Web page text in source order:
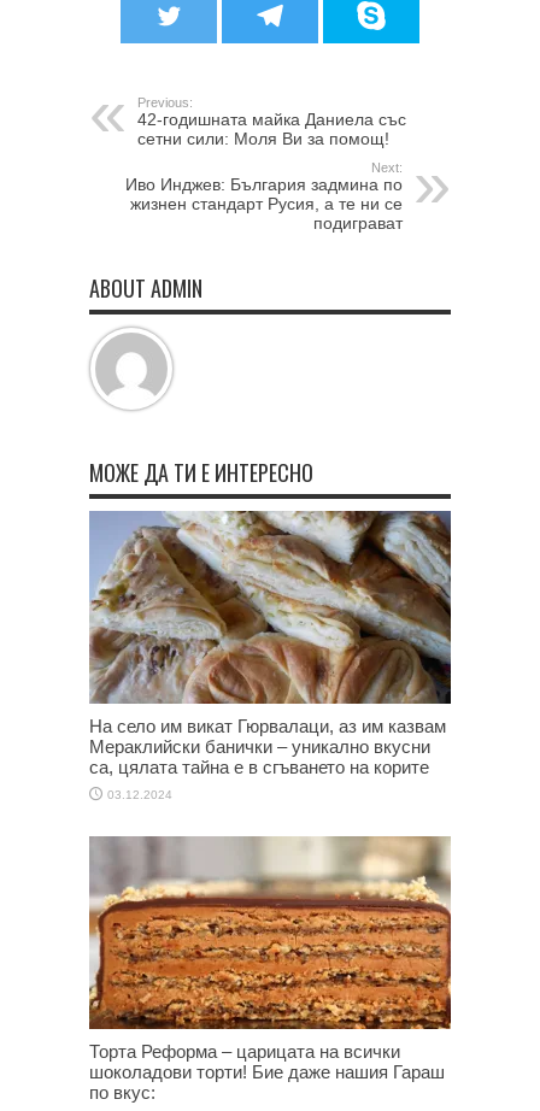
Previous:
42-годишната майка Даниела със
сетни сили: Моля Ви за помощ!
Next:
Иво Инджев: България задмина по
жизнен стандарт Русия, а те ни се
подиграват
ABOUT ADMIN
МОЖЕ ДА ТИ Е ИНТЕРЕСНО
На село им викат Гюрвалаци, аз им казвам
Мераклийски банички – уникално вкусни
са, цялата тайна е в сгъването на корите
03.12.2024
Торта Реформа – царицата на всички
шоколадови торти! Бие даже нашия Гараш
по вкус: